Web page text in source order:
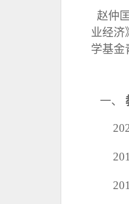
赵仲
业经济
学基金
一、
2
2